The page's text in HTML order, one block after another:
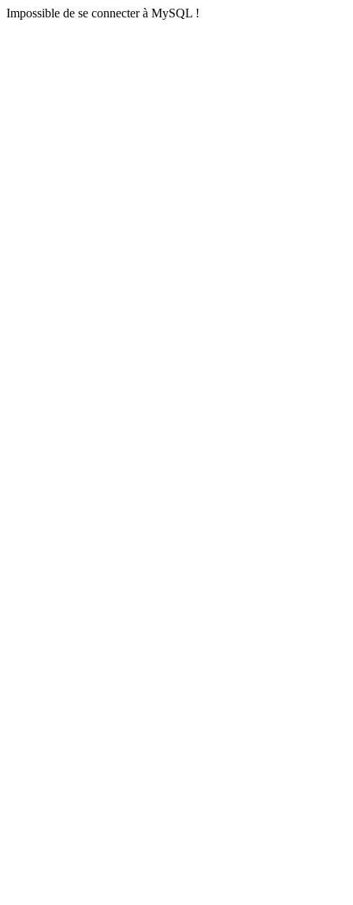
Impossible de se connecter à MySQL !